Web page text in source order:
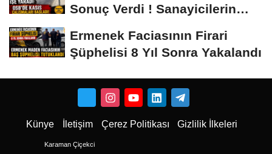
Sonuç Verdi ! Sanayicilerin
Ermenek Faciasının Firari
Şüphelisi 8 Yıl Sonra Yakalandı
Künye İletişim Çerez Politikası Gizlilik İlkeleri
Karaman Çiçekci